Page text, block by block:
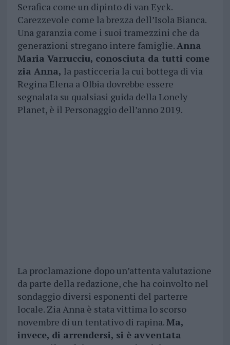
Serafica come un dipinto di van Eyck.
Carezzevole come la brezza dell’Isola Bianca.
Una garanzia come i suoi tramezzini che da
generazioni stregano intere famiglie.Anna
Maria Varrucciu, conosciuta da tutti come
zia Anna, la pasticceria la cui bottega di via
Regina Elena a Olbia dovrebbe essere
segnalata su qualsiasi guida della Lonely
Planet, è il Personaggio dell’anno 2019.
La proclamazione dopo un’attenta valutazione
da parte della redazione, che ha coinvolto nel
sondaggio diversi esponenti del parterre
locale. Zia Anna è stata vittima lo scorso
novembre di un tentativo di rapina.Ma,
invece, di arrendersi, si è avventata